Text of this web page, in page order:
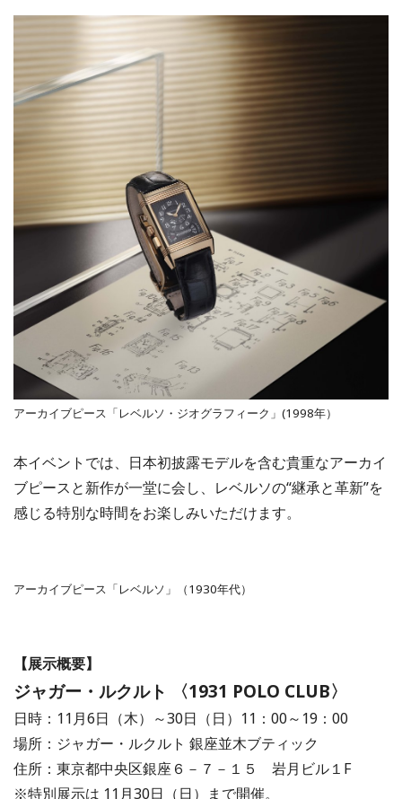
アーカイブピース「レベルソ・ジオグラフィーク」(1998年）
本イベントでは、日本初披露モデルを含む貴重なアーカイ
ブピースと新作が一堂に会し、レベルソの“継承と革新”を
感じる特別な時間をお楽しみいただけます。
アーカイブピース「レベルソ」（1930年代）
【展示概要】
ジャガー・ルクルト 〈1931 POLO CLUB〉
日時：11月6日（木）～30日（日）11：00～19：00
場所：ジャガー・ルクルト 銀座並木ブティック
住所：東京都中央区銀座６－７－１５ 岩月ビル１F
※特別展示は 11月30日（日）まで開催。